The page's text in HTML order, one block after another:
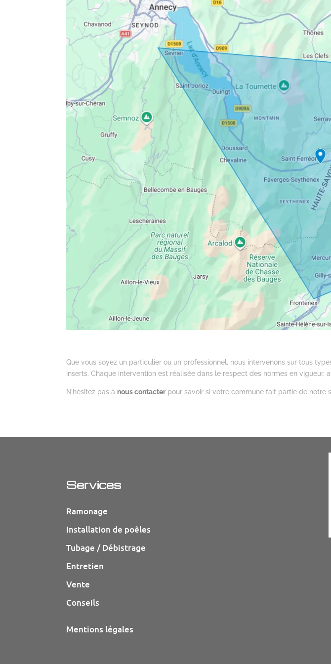
Que vous soyez un particulier ou un professionnel, nous intervenons sur tous
inserts. Chaque intervention est réalisée dans le respect des normes en
N’hésitez pas à nous contacter pour savoir si votre commune fait partie de notre
Services
Ramonage
Installation de poêles
Tubage / Débistrage
Entretien
Vente
Conseils
Mentions légales